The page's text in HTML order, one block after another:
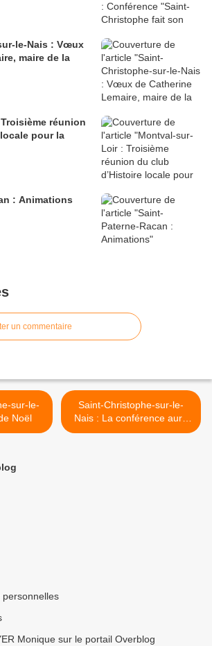
le-Nais : Vœux
maire de la
réunion
pour la
: Animations
un commentaire
Noël
Saint-Christophe-sur-le-
Nais : La conférence aura
bien lieu ! >
Monique sur le portail Overblog